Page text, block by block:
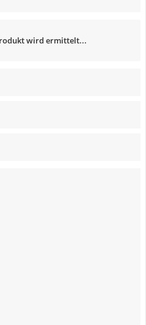
wird ermittelt...